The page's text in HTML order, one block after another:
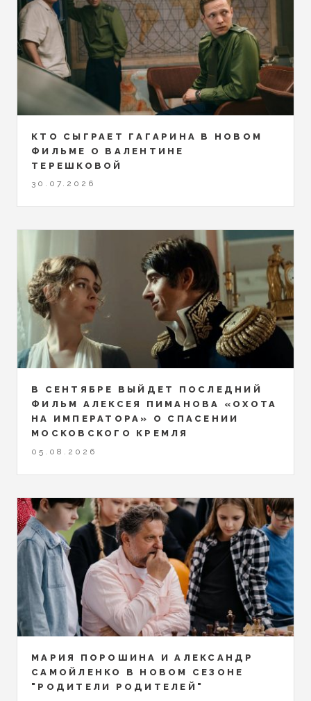
КТО СЫГРАЕТ ГАГАРИНА В НОВОМ
ФИЛЬМЕ О ВАЛЕНТИНЕ
ТЕРЕШКОВОЙ
30.07.2026
В СЕНТЯБРЕ ВЫЙДЕТ ПОСЛЕДНИЙ
ФИЛЬМ АЛЕКСЕЯ ПИМАНОВА «ОХОТА
НА ИМПЕРАТОРА» О СПАСЕНИИ
МОСКОВСКОГО КРЕМЛЯ
05.08.2026
МАРИЯ ПОРОШИНА И АЛЕКСАНДР
САМОЙЛЕНКО В НОВОМ СЕЗОНЕ
"РОДИТЕЛИ РОДИТЕЛЕЙ"